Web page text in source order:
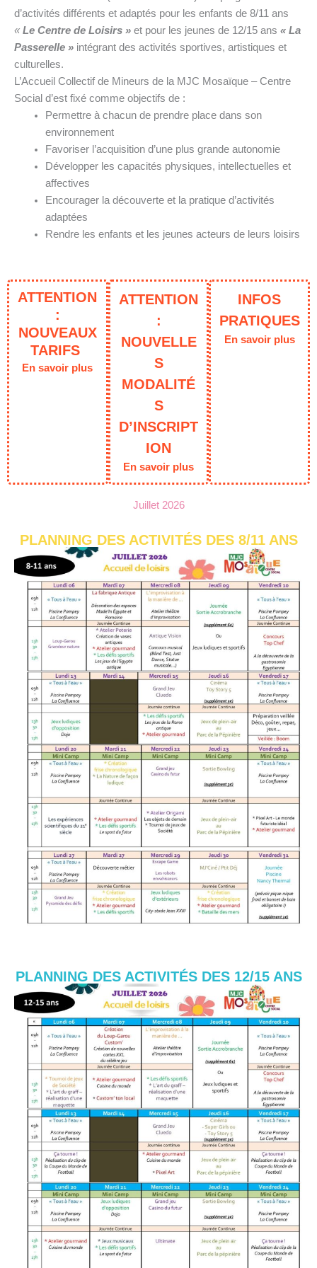
d’activités différents et adaptés pour les enfants de 8/11 ans
« Le Centre de Loisirs » et pour les jeunes de 12/15 ans « La
Passerelle » intégrant des activités sportives, artistiques et
culturelles.
L’Accueil Collectif de Mineurs de la MJC Mosaïque – Centre
Social d’est fixé comme objectifs de :
Permettre à chacun de prendre place dans son
environnement
Favoriser l’acquisition d’une plus grande autonomie
Développer les capacités physiques, intellectuelles et
affectives
Encourager la découverte et la pratique d’activités
adaptées
Rendre les enfants et les jeunes acteurs de leurs loisirs
ATTENTION
:
NOUVEAUX
TARIFS
En savoir plus
ATTENTION
:
NOUVELLE
S
MODALITÉ
S
D’INSCRIPT
ION
En savoir plus
INFOS
PRATIQUES
En savoir plus
Juillet 2026
PLANNING DES ACTIVITÉS DES 8/11 ANS
PLANNING DES ACTIVITÉS DES 12/15 ANS